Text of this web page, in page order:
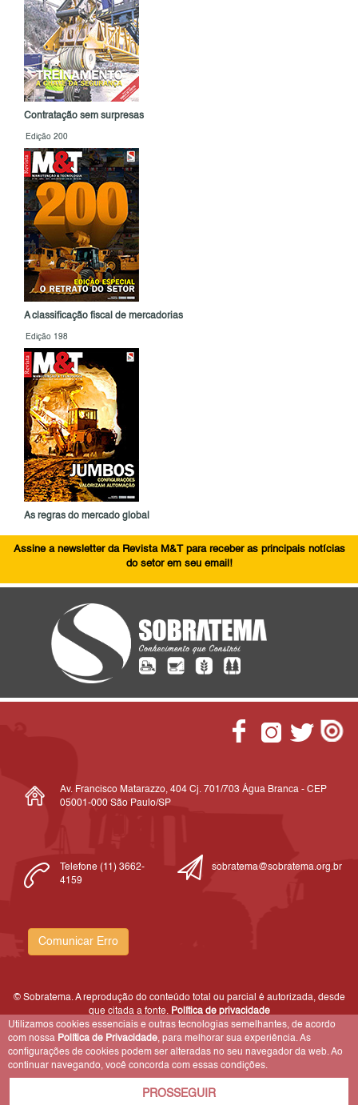
Contratação sem surpresas
Edição 200
A classificação fiscal de mercadorias
Edição 198
As regras do mercado global
Assine a newsletter da Revista M&T para receber as principais notícias
do setor em seu email!
Av. Francisco Matarazzo, 404 Cj. 701/703 Água Branca - CEP
05001-000 São Paulo/SP
Telefone (11) 3662-
4159
sobratema@sobratema.org.br
Comunicar Erro
© Sobratema. A reprodução do conteúdo total ou parcial é autorizada, desde
que citada a fonte. Política de privacidade
Utilizamos cookies essenciais e outras tecnologias semelhantes, de acordo
com nossa Política de Privacidade, para melhorar sua experiência. As
configurações de cookies podem ser alteradas no seu navegador da web. Ao
continuar navegando, você concorda com essas condições.
PROSSEGUIR